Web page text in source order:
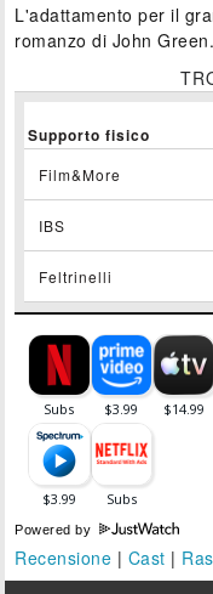
L'adattamento per il
romanzo di John Green.
Supporto fisico
Film&More
IBS
Feltrinelli
Powered by
Recensione | Cast |